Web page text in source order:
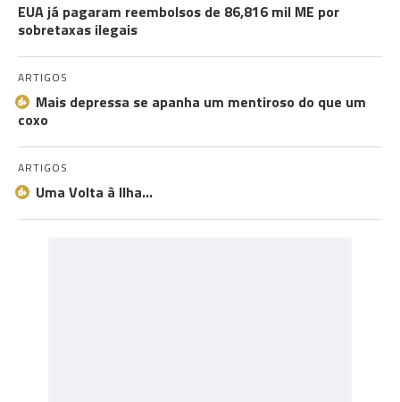
EUA já pagaram reembolsos de 86,816 mil ME por
sobretaxas ilegais
ARTIGOS
Mais depressa se apanha um mentiroso do que um
coxo
ARTIGOS
Uma Volta à Ilha…